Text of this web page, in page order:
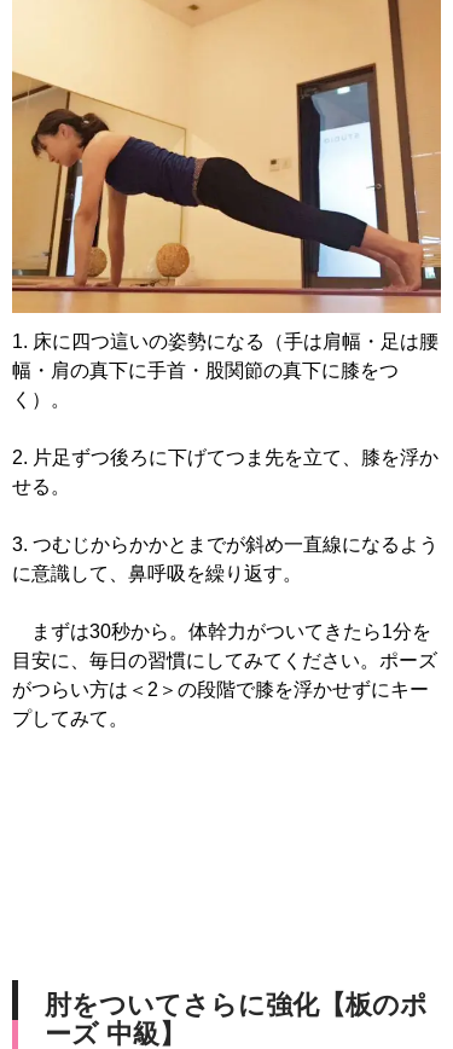
1. 床に四つ這いの姿勢になる（手は肩幅・足は腰
幅・肩の真下に手首・股関節の真下に膝をつ
く）。
2. 片足ずつ後ろに下げてつま先を立て、膝を浮か
せる。
3. つむじからかかとまでが斜め一直線になるよう
に意識して、鼻呼吸を繰り返す。
まずは30秒から。体幹力がついてきたら1分を
目安に、毎日の習慣にしてみてください。ポーズ
がつらい方は＜2＞の段階で膝を浮かせずにキー
プしてみて。
肘をついてさらに強化【板のポ
ーズ 中級】